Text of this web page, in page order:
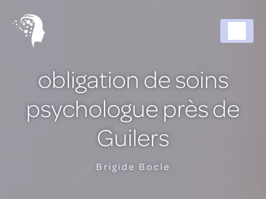
obligation de soins
psychologue près de
Guilers
Brigide Bocle